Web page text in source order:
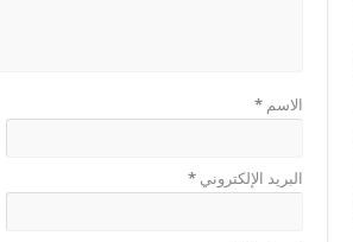
الاسم*
البريد الإلكتروني*